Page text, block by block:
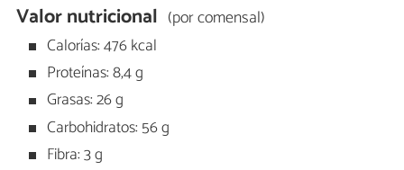
Valor nutricional (por comensal)
Calorías: 476 kcal
Proteínas: 8,4 g
Grasas: 26 g
Carbohidratos: 56 g
Fibra: 3 g